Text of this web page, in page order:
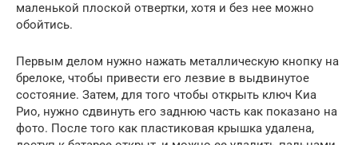
маленькой плоской отвертки, хотя и без нее можно
обойтись.
Первым делом нужно нажать металлическую кнопку на
брелоке, чтобы привести его лезвие в выдвинутое
состояние. Затем, для того чтобы открыть ключ Киа
Рио, нужно сдвинуть его заднюю часть как показано на
фото. После того как пластиковая крышка удалена,